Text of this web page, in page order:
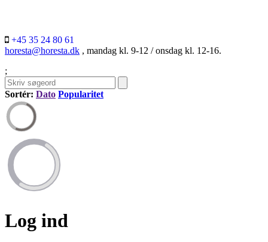
+45 35 24 80 61
horesta@horesta.dk , mandag kl. 9-12 / onsdag kl. 12-16.
;
Sortér: Dato Popularitet
Log ind